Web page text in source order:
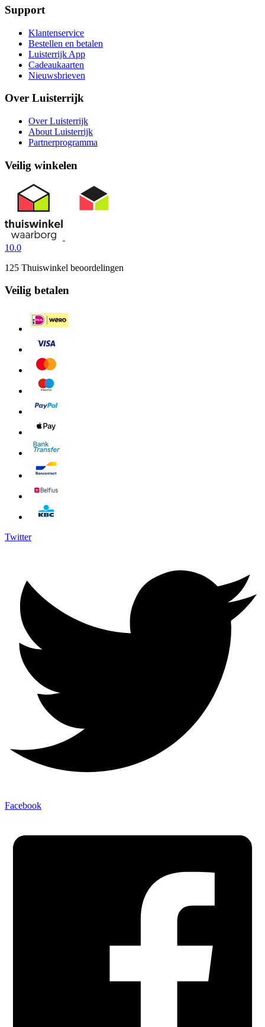
Support
Klantenservice
Bestellen en betalen
Luisterrijk App
Cadeaukaarten
Nieuwsbrieven
Over Luisterrijk
Over Luisterrijk
About Luisterrijk
Partnerprogramma
Veilig winkelen
10.0
125 Thuiswinkel beoordelingen
Veilig betalen
Twitter
Facebook